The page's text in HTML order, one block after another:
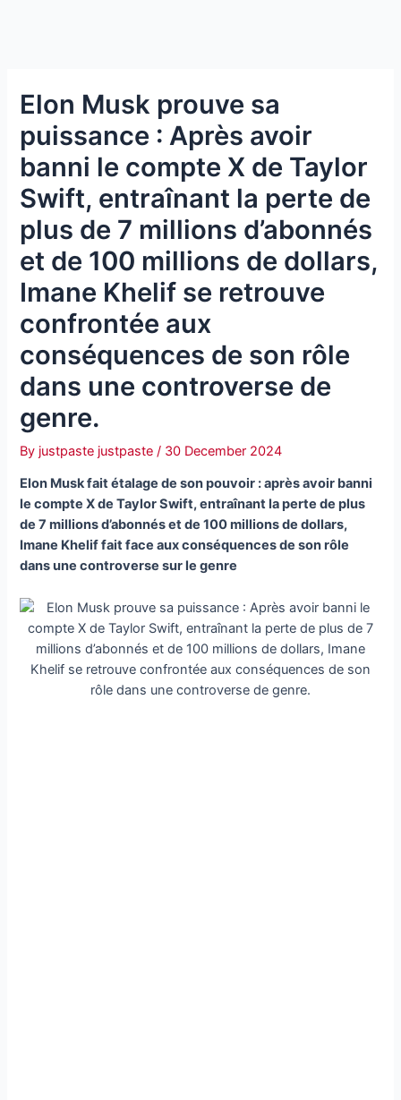
Elon Musk prouve sa
puissance : Après avoir
banni le compte X de Taylor
Swift, entraînant la perte de
plus de 7 millions d’abonnés
et de 100 millions de dollars,
Imane Khelif se retrouve
confrontée aux
conséquences de son rôle
dans une controverse de
genre.
By justpaste justpaste/ 30 December 2024
Elon Musk fait étalage de son pouvoir : après avoir banni
le compte X de Taylor Swift, entraînant la perte de plus
de 7 millions d’abonnés et de 100 millions de dollars,
Imane Khelif fait face aux conséquences de son rôle
dans une controverse sur le genre